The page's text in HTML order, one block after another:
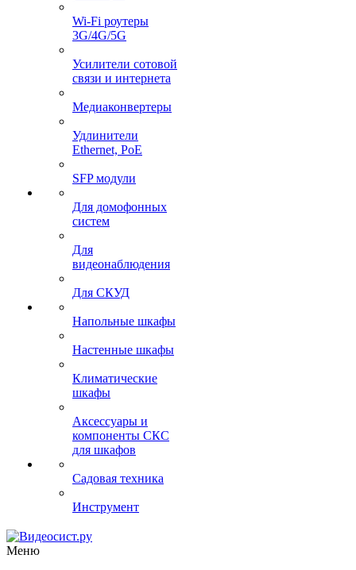
Wi-Fi роутеры
3G/4G/5G
Усилители сотовой
связи и интернета
Медиаконвертеры
Удлинители
Ethernet, PoE
SFP модули
Для домофонных
систем
Для
видеонаблюдения
Для СКУД
Напольные шкафы
Настенные шкафы
Климатические
шкафы
Аксессуары и
компоненты СКС
для шкафов
Садовая техника
Инструмент
Меню